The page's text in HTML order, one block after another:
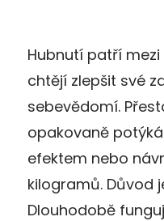
Hubnutí patří
chtějí zlepšit své
sebevědomí.
opakovaně
efektem nebo
kilogramů. Důvod
Dlouhodobě